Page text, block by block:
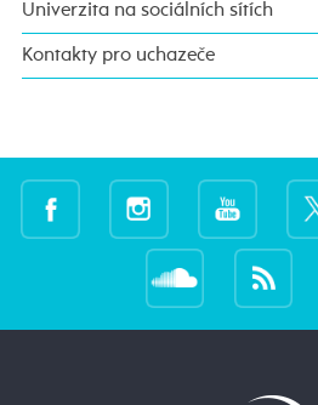
Univerzita na sociálních sítích
Kontakty pro uchazeče